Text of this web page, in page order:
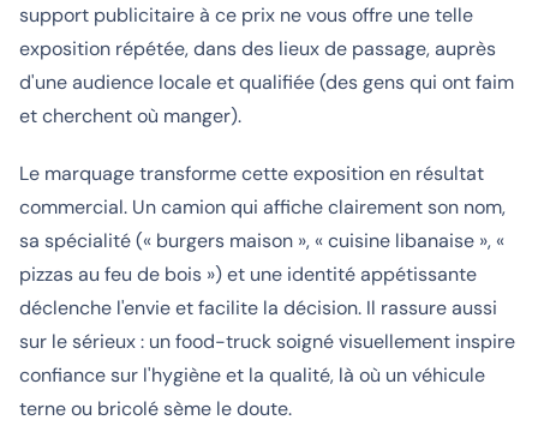
support publicitaire à ce prix ne vous offre une telle
exposition répétée, dans des lieux de passage, auprès
d'une audience locale et qualifiée (des gens qui ont faim
et cherchent où manger).
Le marquage transforme cette exposition en résultat
commercial. Un camion qui affiche clairement son nom,
sa spécialité (« burgers maison », « cuisine libanaise », «
pizzas au feu de bois ») et une identité appétissante
déclenche l'envie et facilite la décision. Il rassure aussi
sur le sérieux : un food-truck soigné visuellement inspire
confiance sur l'hygiène et la qualité, là où un véhicule
terne ou bricolé sème le doute.